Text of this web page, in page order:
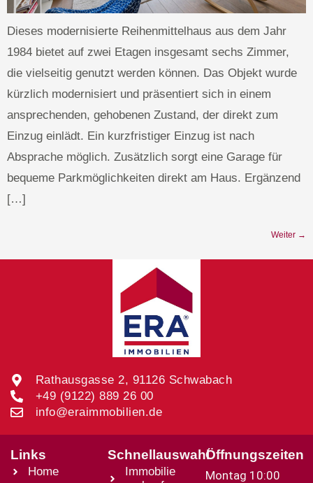
Dieses modernisierte Reihenmittelhaus aus dem Jahr
1984 bietet auf zwei Etagen insgesamt sechs Zimmer,
die vielseitig genutzt werden können. Das Objekt wurde
kürzlich modernisiert und präsentiert sich in einem
ansprechenden, gehobenen Zustand, der direkt zum
Einzug einlädt. Ein kurzfristiger Einzug ist nach
Absprache möglich. Zusätzlich sorgt eine Garage für
bequeme Parkmöglichkeiten direkt am Haus. Ergänzend
[…]
Weiter →
Rathausgasse 2, 91126 Schwabach
+49 (9122) 889 26 00
info@eraimmobilien.de
Links
Home
Schnellauswahl
Immobilie
Öffnungszeiten
Montag 10:00